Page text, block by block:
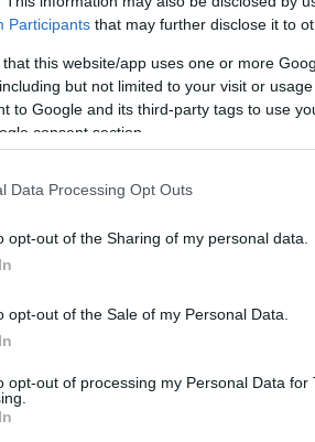
Participants that may further disclose it to
that this website/app uses one or more
but not limited to your visit or
to Google and its third-party tags to use
consent section.
Data Processing Opt Outs
opt-out of the Sharing of my personal data.
opt-out of the Sale of my Personal Data.
opt-out of processing my Personal Data for
je pomembno, da so
7. in 20. uro
najprej obrnejo nasvojega
odsotnosti,
v